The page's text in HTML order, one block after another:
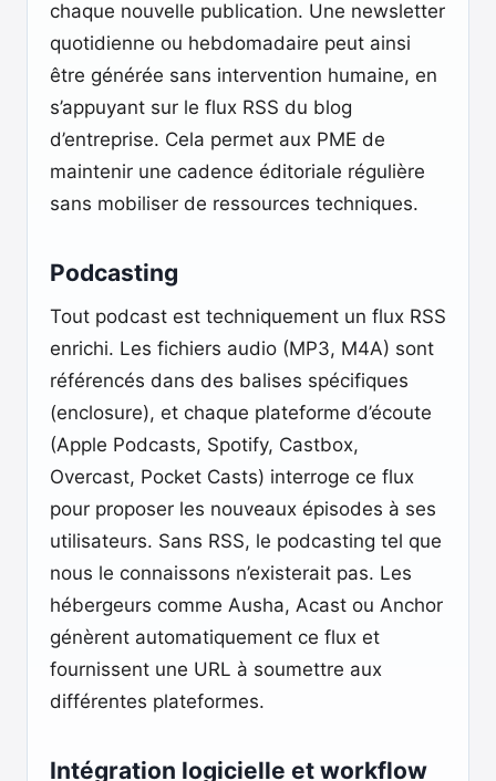
chaque nouvelle publication. Une newsletter
quotidienne ou hebdomadaire peut ainsi
être générée sans intervention humaine, en
s’appuyant sur le flux RSS du blog
d’entreprise. Cela permet aux PME de
maintenir une cadence éditoriale régulière
sans mobiliser de ressources techniques.
Podcasting
Tout podcast est techniquement un flux RSS
enrichi. Les fichiers audio (MP3, M4A) sont
référencés dans des balises spécifiques
(enclosure), et chaque plateforme d’écoute
(Apple Podcasts, Spotify, Castbox,
Overcast, Pocket Casts) interroge ce flux
pour proposer les nouveaux épisodes à ses
utilisateurs. Sans RSS, le podcasting tel que
nous le connaissons n’existerait pas. Les
hébergeurs comme Ausha, Acast ou Anchor
génèrent automatiquement ce flux et
fournissent une URL à soumettre aux
différentes plateformes.
Intégration logicielle et workflow